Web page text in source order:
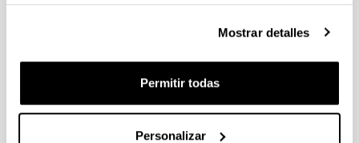
Mostrar detalles
Permitir todas
Personalizar
prepararás para tu incorporación al mundo
universidades de Europa, América, etc.